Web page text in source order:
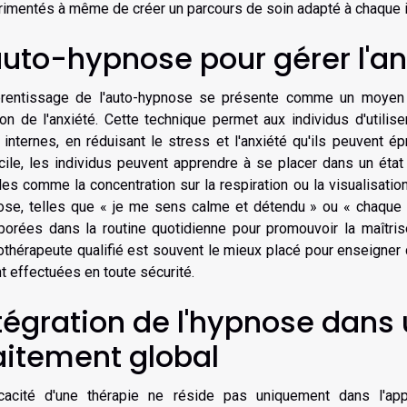
à même de créer un parcours de soin adapté à chaque
hypnose pour gérer
de l'auto-hypnose se présente comme un
de l'anxiété. Cette technique permet aux individus
en réduisant le stress et l'anxiété qu'ils peuvent
les individus peuvent apprendre à se placer dans un
comme la concentration sur la respiration ou la
telles que « je me sens calme et détendu » ou «
dans la routine quotidienne pour promouvoir la
qualifié est souvent le mieux placé pour
effectuées en toute sécurité.
de l'hypnose dans
global
d'une thérapie ne réside pas uniquement dans